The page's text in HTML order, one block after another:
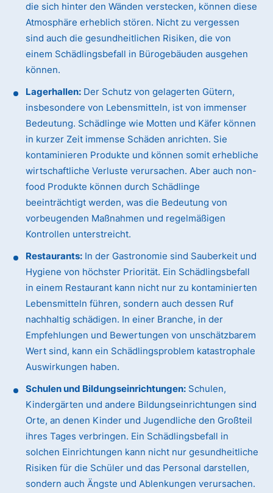
die sich hinter den Wänden verstecken, können diese
Atmosphäre erheblich stören. Nicht zu vergessen
sind auch die gesundheitlichen Risiken, die von
einem Schädlingsbefall in Bürogebäuden ausgehen
können.
Lagerhallen: Der Schutz von gelagerten Gütern,
insbesondere von Lebensmitteln, ist von immenser
Bedeutung. Schädlinge wie Motten und Käfer können
in kurzer Zeit immense Schäden anrichten. Sie
kontaminieren Produkte und können somit erhebliche
wirtschaftliche Verluste verursachen. Aber auch non-
food Produkte können durch Schädlinge
beeinträchtigt werden, was die Bedeutung von
vorbeugenden Maßnahmen und regelmäßigen
Kontrollen unterstreicht.
Restaurants: In der Gastronomie sind Sauberkeit und
Hygiene von höchster Priorität. Ein Schädlingsbefall
in einem Restaurant kann nicht nur zu kontaminierten
Lebensmitteln führen, sondern auch dessen Ruf
nachhaltig schädigen. In einer Branche, in der
Empfehlungen und Bewertungen von unschätzbarem
Wert sind, kann ein Schädlingsproblem katastrophale
Auswirkungen haben.
Schulen und Bildungseinrichtungen: Schulen,
Kindergärten und andere Bildungseinrichtungen sind
Orte, an denen Kinder und Jugendliche den Großteil
ihres Tages verbringen. Ein Schädlingsbefall in
solchen Einrichtungen kann nicht nur gesundheitliche
Risiken für die Schüler und das Personal darstellen,
sondern auch Ängste und Ablenkungen verursachen.